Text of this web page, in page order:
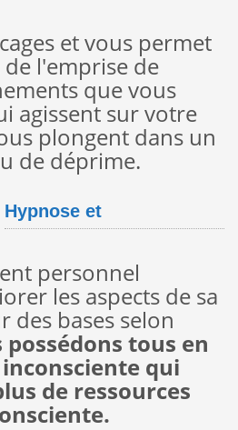
et vous permet
l'emprise de
que vous
agissent sur votre
plongent dans un
de déprime.
Hypnose et
personnel
personnel
les aspects de sa
des bases selon
possédons tous en
qui
de ressources